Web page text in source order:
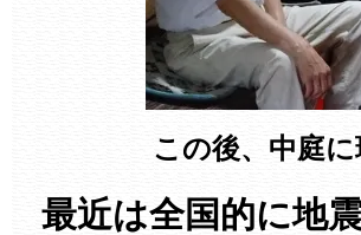
この後、中庭
最近は全国的に地